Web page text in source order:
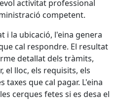
activitat professional
competent.
i la ubicació, l'eina genera
cal respondre. El resultat
detallat dels tràmits,
el lloc, els requisits, els
taxes que cal pagar. L'eina
cerques fetes si es desa el